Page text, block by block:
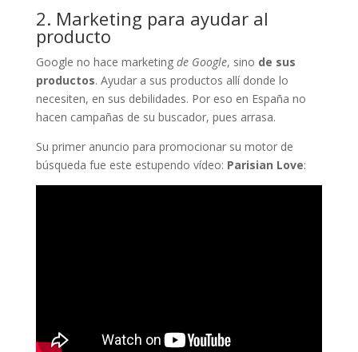
2. Marketing para ayudar al
producto
Google no hace marketingde Google, sino de sus
productos. Ayudar a sus productos allí donde lo
necesiten, en sus debilidades. Por eso en España no
hacen campañas de su buscador, pues arrasa.
Su primer anuncio para promocionar su motor de
búsqueda fue este estupendo vídeo: Parisian Love: